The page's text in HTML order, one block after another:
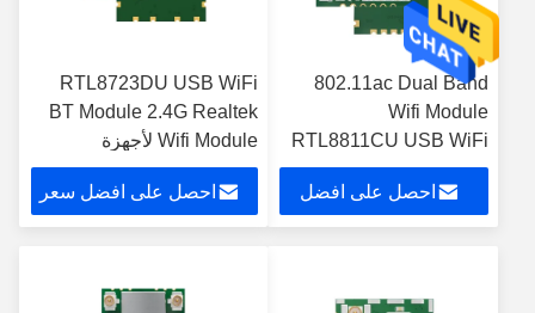
802.11ac Dual Band
Wifi Module
RTL8811CU USB WiFi
Direct Module
احصل على افضل
RTL8723DU USB WiFi
BT Module 2.4G Realtek
Wifi Module لأجهزة
الكمبيوتر اللوحي التي تعمل
بنظام Androidاحصل على افضل سعر